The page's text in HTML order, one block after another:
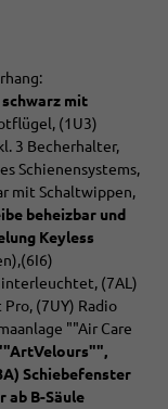
mit
(1U3)
3 Becherhalter,
Schienensystems,
mit Schaltwippen,
beheizbar und
Keyless
(7AL)
(7UY) Radio
""Air Care
Schiebefenster
ab B-Säule